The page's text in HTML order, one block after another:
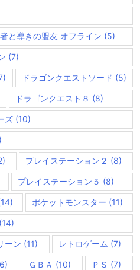
と導きの盟友 オフライン (5)
(7)
ドラゴンクエストソード (5)
ドラゴンクエスト８ (8)
ズ (10)
プレイステーション２ (8)
プレイステーション５ (8)
ポケットモンスター (11)
(14)
ーン (11) レトロゲーム (7)
ＧＢＡ (10) ＰＳ (7)